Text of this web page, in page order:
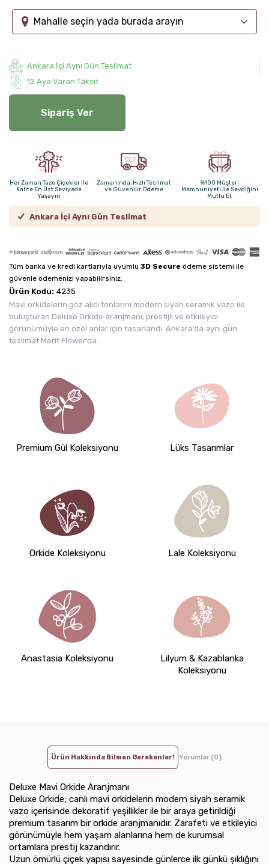
Mahalle seçin yada burada arayın
Ankara İçi Aynı Gün Teslimat
12 Aya Varan Taksit
Sipariş Ver
Her Zaman Taze Çiçekler ile
Kalite En Üst Seviyede
Yaşayın
Zamanında, Hızlı Teslimat
ve Güvenilir Ödeme
%100 Müşteri
Memnuniyeti ile Sevdiğini
Mutlu Et
Ankara İçi Aynı Gün Teslimat
Tüm banka ve kredi kartlarıyla uyumlu 3D Secure ödeme sistemi ile
güvenle ödemenizi yapabilirsiniz.
Ürün Kodu: 4235
Mavi orkidelerin göz alıcı tonlarını modern siyah seramik vazo ile
buluşturan Deluxe Orkide aranjmanı; prestijli ve etkileyici
görünümüyle en özel anlar için tasarlandı. Ankara’da aynı gün
teslimat Merit Flower’da.
Premium Gül Koleksiyonu Lüks Tasarımlar
Orkide Koleksiyonu Lale Koleksiyonu
Anastasia Koleksiyonu
Lilyum & Kazablanka
Koleksiyonu
Ürün Hakkında Bilmen Gerekenler! Yorumlar (0)
Deluxe Mavi Orkide Aranjmanı
Deluxe Orkide; canlı mavi orkidelerin modern siyah seramik
vazo içerisinde dekoratif yeşillikler ile bir araya getirildiği
premium tasarım bir orkide aranjmanıdır. Zarafeti ve etkileyici
görünümüyle hem yaşam alanlarına hem de kurumsal
ortamlara prestij kazandırır.
Uzun ömürlü çiçek yapısı sayesinde günlerce ilk günkü şıklığını